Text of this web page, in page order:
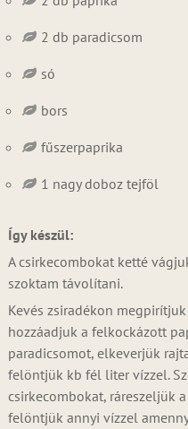
2 db paradicsom
só
bors
fűszerpaprika
1 nagy doboz tejföl
Így készül:
A csirkecombokat ketté
szoktam távolítani.
Kevés zsiradékon
hozzáadjuk a felkockázott
paradicsomot, elkeverjük
felöntjük kb fél liter vízzel.
csirkecombokat, ráreszeljük
felöntjük annyi vízzel